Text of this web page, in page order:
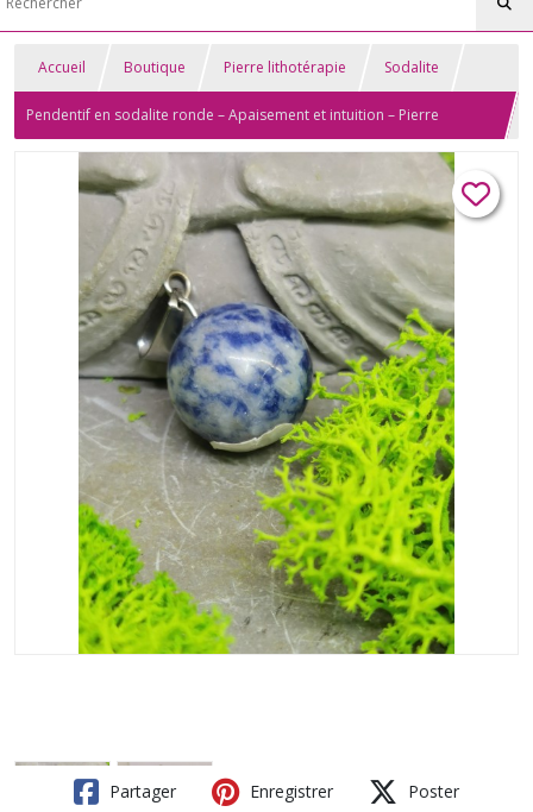
Accueil Boutique Pierre lithotérapie Sodalite
Pendentif en sodalite ronde – Apaisement et intuition – Pierre
naturelle
Partager Enregistrer Poster